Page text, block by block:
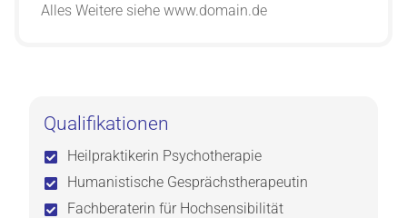
Alles Weitere siehe www.domain.de
Qualifikationen
Heilpraktikerin Psychotherapie
Humanistische Gesprächstherapeutin
Fachberaterin für Hochsensibilität